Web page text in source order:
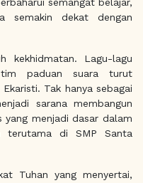
semangat belajar,
semakin dekat dengan
kekhidmatan. Lagu-lagu
paduan suara turut
Tak hanya sebagai
sarana membangun
yang menjadi dasar dalam
terutama di SMP Santa
Tuhan yang menyertai,